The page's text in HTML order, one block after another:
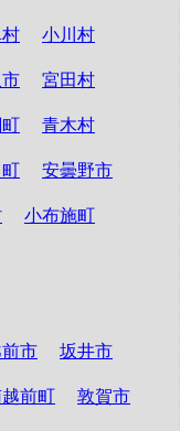
小川村
宮田村
青木村
安曇野市
小布施町
市 坂井市
前町 敦賀市